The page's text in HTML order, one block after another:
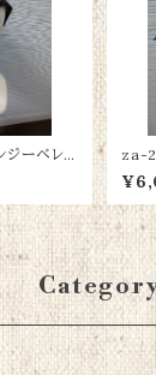
ーベレ
za-